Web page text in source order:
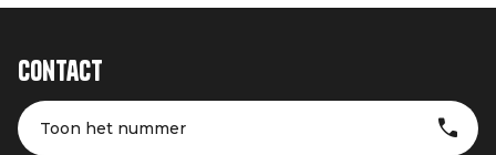
Contact
Toon het nummer